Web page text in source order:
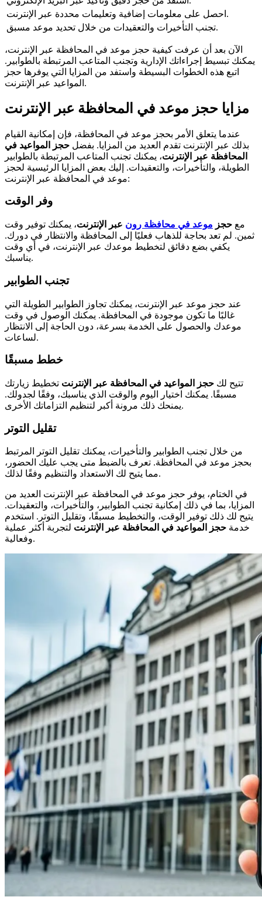
احصل على معلومات إضافية وتعليمات محددة عبر الإنترنت.
تجنب التأخيرات والتعقيدات من خلال تحديد موعد مسبق.
الآن بعد أن عرفت كيفية حجز موعد في المحافظة عبر الإنترنت،
يمكنك تبسيط إجراءاتك الإدارية وتجنب المتاعب المرتبطة بالطوابير.
اتبع هذه الخطوات البسيطة واستفد من المزايا التي يوفرها حجز
المواعيد عبر الإنترنت.
مزايا حجز موعد في المحافظة عبر الإنترنت
عندما يتعلق الأمر بحجز موعد في المحافظة، فإن إمكانية القيام
بذلك عبر الإنترنت تقدم العديد من المزايا. بفضل حجز المواعيد في
المحافظة عبر الإنترنت، يمكنك تجنب المتاعب المرتبطة بالطوابير
الطويلة، والتأخيرات، والتعقيدات. إليك بعض المزايا الرئيسية لحجز
موعد في المحافظة عبر الإنترنت:
وفر الوقت
مع حجز موعد في محافظة رون عبر الإنترنت، يمكنك توفير وقت
ثمين. لم تعد بحاجة للذهاب فعليًا إلى المحافظة والانتظار في دورك.
يكفي بضع دقائق لتخطيط موعدك عبر الإنترنت، في أي وقت
يناسبك.
تجنب الطوابير
عند حجز موعد عبر الإنترنت، يمكنك تجاوز الطوابير الطويلة التي
غالبًا ما تكون موجودة في المحافظة. يمكنك الوصول في وقت
موعدك والحصول على الخدمة بسرعة، دون الحاجة إلى الانتظار
لساعات.
خطط مسبقًا
تتيح لك حجز المواعيد في المحافظة عبر الإنترنت تخطيط زيارتك
مسبقًا. يمكنك اختيار اليوم والوقت الذي يناسبك، وفقًا لجدولك.
يمنحك ذلك مرونة أكبر لتنظيم التزاماتك الأخرى.
تقليل التوتر
من خلال تجنب الطوابير والتأخيرات، يمكنك تقليل التوتر المرتبط
بحجز موعد في المحافظة. تعرف بالضبط متى يجب عليك الحضور،
مما يتيح لك الاستعداد والتنظيم وفقًا لذلك.
في الختام، يوفر حجز موعد في المحافظة عبر الإنترنت العديد من
المزايا، بما في ذلك إمكانية تجنب الطوابير، والتأخيرات، والتعقيدات.
يتيح لك ذلك توفير الوقت، والتخطيط مسبقًا، وتقليل التوتر. استخدم
خدمة حجز المواعيد في المحافظة عبر الإنترنت لتجربة أكثر عملية
وفعالية.